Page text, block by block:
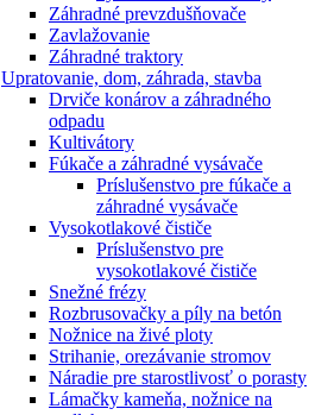
Záhradné prevzdušňovače
Zavlažovanie
Záhradné traktory
Upratovanie, dom, záhrada, stavba
Drviče konárov a záhradného
odpadu
Kultivátory
Fúkače a záhradné vysávače
Príslušenstvo pre fúkače a
záhradné vysávače
Vysokotlakové čističe
Príslušenstvo pre
vysokotlakové čističe
Snežné frézy
Rozbrusovačky a píly na betón
Nožnice na živé ploty
Strihanie, orezávanie stromov
Náradie pre starostlivosť o porasty
Lámačky kameňa, nožnice na